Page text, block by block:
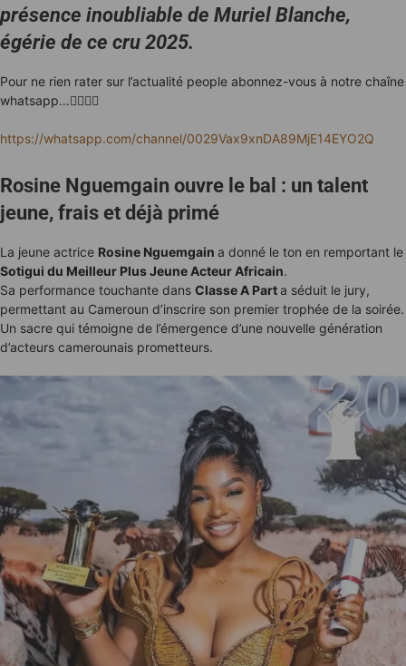
présence inoubliable de Muriel Blanche,
égérie de ce cru 2025.
Pour ne rien rater sur l’actualité people abonnez-vous à notre chaîne
whatsapp…👇🏿👇🏿
https://whatsapp.com/channel/0029Vax9xnDA89MjE14EYO2Q
Rosine Nguemgain ouvre le bal : un talent
jeune, frais et déjà primé
La jeune actrice Rosine Nguemgain a donné le ton en remportant le
Sotigui du Meilleur Plus Jeune Acteur Africain.
Sa performance touchante dans Classe A Parta séduit le jury,
permettant au Cameroun d’inscrire son premier trophée de la soirée.
Un sacre qui témoigne de l’émergence d’une nouvelle génération
d’acteurs camerounais prometteurs.